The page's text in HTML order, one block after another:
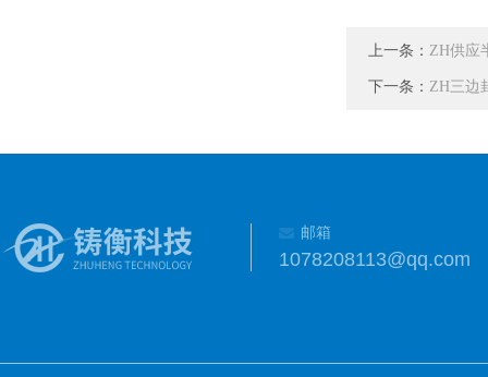
上一条： ZH供应
下一条： ZH三边
邮箱
1078208113@qq.com